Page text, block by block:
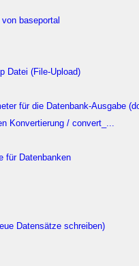
baseportal
Datei (File-Upload)
für die Datenbank-Ausgabe
Konvertierung / convert_...
für Datenbanken
Datensätze schreiben)